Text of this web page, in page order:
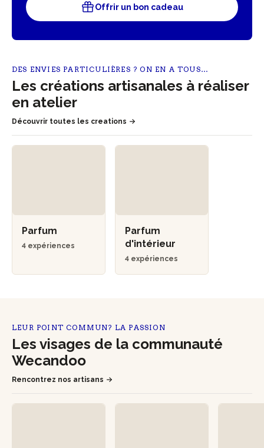
Offrir un bon cadeau
DES ENVIES PARTICULIÈRES ? ON EN A TOUS…
Les créations artisanales à réaliser
en atelier
Découvrir toutes les creations
Parfum
4 expériences
Parfum
d'intérieur
4 expériences
LEUR POINT COMMUN? LA PASSION
Les visages de la communauté
Wecandoo
Rencontrez nos artisans